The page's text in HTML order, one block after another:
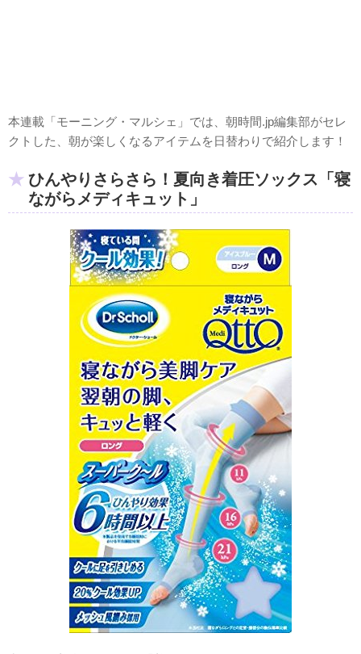
本連載「モーニング・マルシェ」では、朝時間.jp編集部がセレ
クトした、朝が楽しくなるアイテムを日替わりで紹介します！
ひんやりさらさら！夏向き着圧ソックス「寝
ながらメディキュット」